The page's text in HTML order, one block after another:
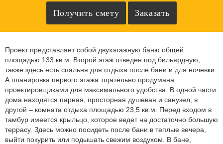
Проект представляет собой двухэтажную баню общей
площадью 133 кв.м. Второй этаж отведен под бильярдную,
также здесь есть спальня для отдыха после бани и для ночевки.
А планировка первого этажа тщательно продумана
проектировщиками для максимального удобства. В одной части
дома находятся парная, просторная душевая и санузел, в
другой – комната отдыха площадью 23,5 кв.м. Перед входом в
тамбур имеется крыльцо, которое ведет на достаточно большую
террасу. Здесь можно посидеть после бани в теплые вечера,
выйти покурить или подышать свежим воздухом. В бане,